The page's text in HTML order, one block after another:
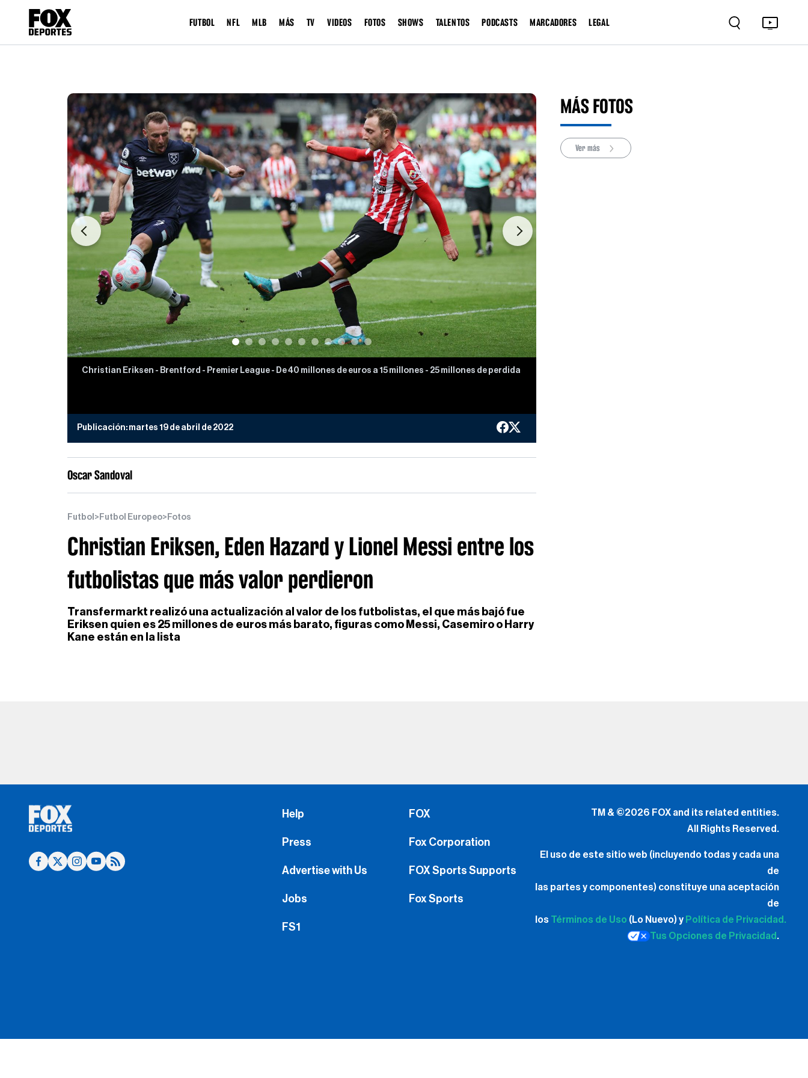
FUTBOL NFL MLB MÁS TV VIDEOS FOTOS SHOWS TALENTOS PODCASTS MARCADORES LEGAL
Previous Next
Christian Eriksen - Brentford - Premier League - De 40 millones de euros a 15 millones - 25 millones de perdida
Publicación: martes 19 de abril de 2022
Oscar Sandoval
Futbol > Futbol Europeo> Fotos
Christian Eriksen, Eden Hazard y Lionel Messi entre los
futbolistas que más valor perdieron
Transfermarkt realizó una actualización al valor de los futbolistas, el que más bajó fue
Eriksen quien es 25 millones de euros más barato, figuras como Messi, Casemiro o Harry
Kane están en la lista
MÁS FOTOS
Ver más
Help
Press
Advertise with Us
Jobs
FS1
FOX
Fox Corporation
FOX Sports Supports
Fox Sports
TM & ©2026 FOX and its related entities.
All Rights Reserved.
El uso de este sitio web (incluyendo todas y cada una
de
las partes y componentes) constituye una aceptación
de
los Términos de Uso (Lo Nuevo) y Política de Privacidad.
Tus Opciones de Privacidad .